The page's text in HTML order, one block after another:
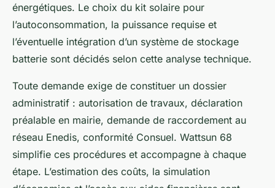
énergétiques. Le choix du kit solaire pour
l’autoconsommation, la puissance requise et
l’éventuelle intégration d’un système de stockage
batterie sont décidés selon cette analyse technique.
Toute demande exige de constituer un dossier
administratif : autorisation de travaux, déclaration
préalable en mairie, demande de raccordement au
réseau Enedis, conformité Consuel. Wattsun 68
simplifie ces procédures et accompagne à chaque
étape. L’estimation des coûts, la simulation